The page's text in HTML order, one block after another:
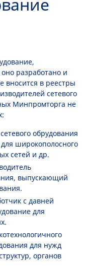
разработано и
вносится в реестры
сетевого
Минпромторга не
обрудования
широкополосного
сетей и др.
выпускающий
с давней
для
для нужд
органов